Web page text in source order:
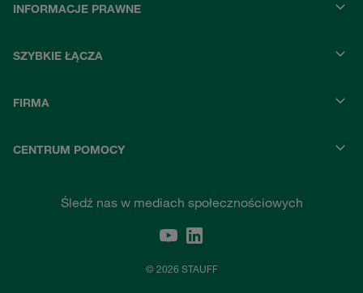
INFORMACJE PRAWNE
SZYBKIE ŁĄCZA
FIRMA
CENTRUM POMOCY
Śledź nas w mediach społecznościowych
© 2026 STAUFF